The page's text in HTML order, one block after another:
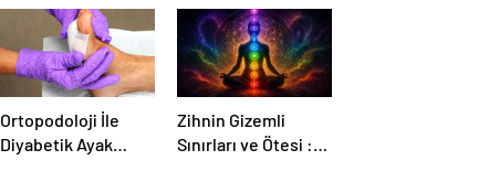
Ortopodoloji İle
Diyabetik Ayak
Zihnin Gizemli
Sınırları ve Ötesi :